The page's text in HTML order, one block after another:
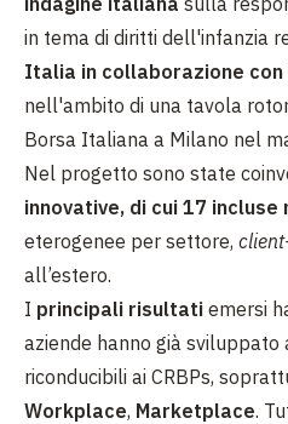
in tema di diritti dell'infanzia
Italia in collaborazione con
nell'ambito di una tavola
Borsa Italiana a Milano nel
Nel progetto sono state
innovative, di cui 17 incluse
eterogenee per settore,
all’estero.
I principali risultati emersi
aziende hanno già
riconducibili ai CRBPs,
Workplace, Marketplace.